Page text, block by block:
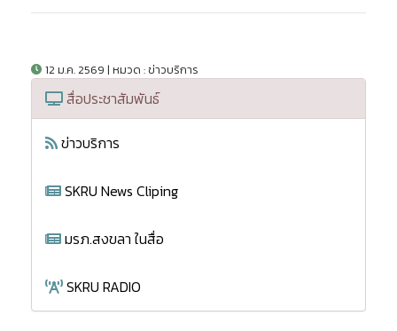
12 ม.ค. 2569 | หมวด : ข่าวบริการ
สื่อประชาสัมพันธ์
ข่าวบริการ
SKRU News Cliping
มรภ.สงขลา ในสื่อ
SKRU RADIO